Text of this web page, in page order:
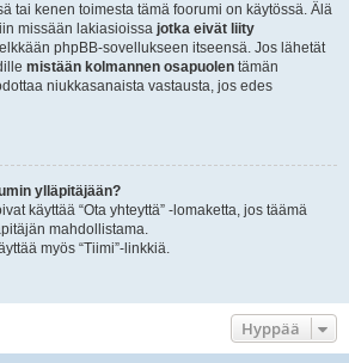
tai kenen toimesta tämä foorumi on käytössä. Älä
missään lakiasioissa jotka eivät liity
phpBB-sovellukseen itseensä. Jos lähetät
mistään kolmannen osapuolen tämän
niukkasanaista vastausta, jos edes
ylläpitäjään?
käyttää “Ota yhteyttä” -lomaketta, jos täämä
mahdollistama.
myös “Tiimi”-linkkiä.
Hyppää